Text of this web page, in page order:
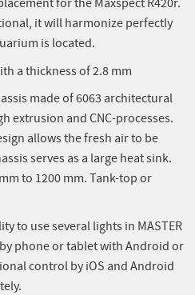
for the Maxspect R420r.
it will harmonize perfectly
is located.
a thickness of 2.8 mm
made of 6063 architectural
extrusion and CNC-processes.
allows the fresh air to be
serves as a large heat sink.
to 1200 mm. Tank-top or
to use several lights in MASTER
phone or tablet with Android or
control by iOS and Android